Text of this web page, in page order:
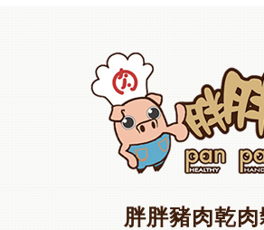
胖胖豬肉乾肉